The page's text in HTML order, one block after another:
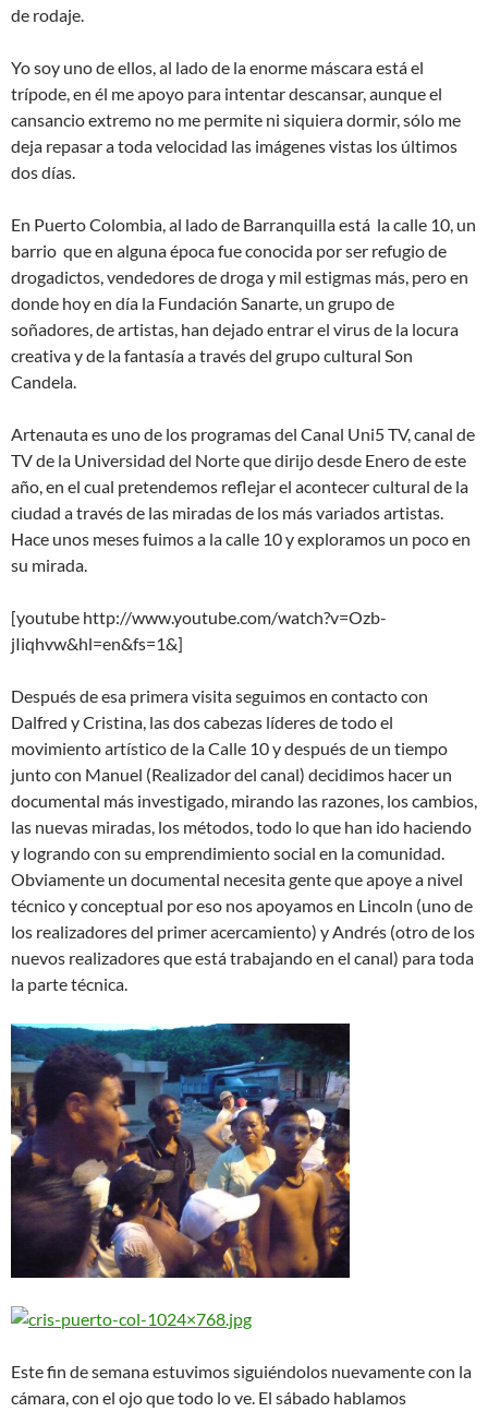
de rodaje.
Yo soy uno de ellos, al lado de la enorme máscara está el
trípode, en él me apoyo para intentar descansar, aunque el
cansancio extremo no me permite ni siquiera dormir, sólo me
deja repasar a toda velocidad las imágenes vistas los últimos
dos días.
En Puerto Colombia, al lado de Barranquilla está la calle 10, un
barrio que en alguna época fue conocida por ser refugio de
drogadictos, vendedores de droga y mil estigmas más, pero en
donde hoy en día la Fundación Sanarte, un grupo de
soñadores, de artistas, han dejado entrar el virus de la locura
creativa y de la fantasía a través del grupo cultural Son
Candela.
Artenauta es uno de los programas del Canal Uni5 TV, canal de
TV de la Universidad del Norte que dirijo desde Enero de este
año, en el cual pretendemos reflejar el acontecer cultural de la
ciudad a través de las miradas de los más variados artistas.
Hace unos meses fuimos a la calle 10 y exploramos un poco en
su mirada.
[youtube http://www.youtube.com/watch?v=Ozb-
jIiqhvw&hl=en&fs=1&]
Después de esa primera visita seguimos en contacto con
Dalfred y Cristina, las dos cabezas líderes de todo el
movimiento artístico de la Calle 10 y después de un tiempo
junto con Manuel (Realizador del canal) decidimos hacer un
documental más investigado, mirando las razones, los cambios,
las nuevas miradas, los métodos, todo lo que han ido haciendo
y logrando con su emprendimiento social en la comunidad.
Obviamente un documental necesita gente que apoye a nivel
técnico y conceptual por eso nos apoyamos en Lincoln (uno de
los realizadores del primer acercamiento) y Andrés (otro de los
nuevos realizadores que está trabajando en el canal) para toda
la parte técnica.
Este fin de semana estuvimos siguiéndolos nuevamente con la
cámara, con el ojo que todo lo ve. El sábado hablamos